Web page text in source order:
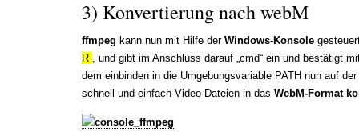
3) Konvertierung nach webM
ffmpeg kann nun mit Hilfe der Windows-Konsole
R , und gibt im Anschluss darauf „cmd“ ein und bestätigt
dem einbinden in die Umgebungsvariable PATH nun auf
schnell und einfach Video-Dateien in das WebM-Format